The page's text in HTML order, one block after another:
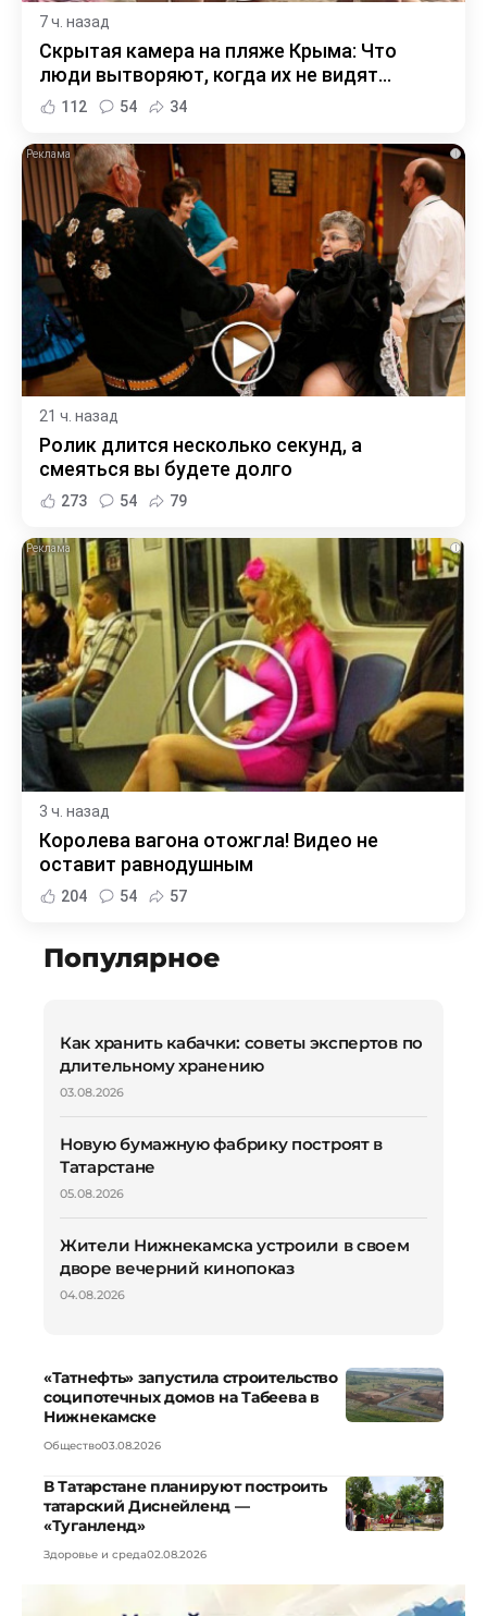
7 ч. назад
Скрытая камера на пляже Крыма: Что
люди вытворяют, когда их не видят...
112 54 34
i
21 ч. назад
Ролик длится несколько секунд, а
смеяться вы будете долго
273 54 79
i
3 ч. назад
Королева вагона отожгла! Видео не
оставит равнодушным
204 54 57
Популярное
Как хранить кабачки: советы экспертов по
длительному хранению
03.08.2026
Новую бумажную фабрику построят в
Татарстане
05.08.2026
Жители Нижнекамска устроили в своем
дворе вечерний кинопоказ
04.08.2026
«Татнефть» запустила строительство
соципотечных домов на Табеева в
Нижнекамске
Общество03.08.2026
В Татарстане планируют построить
татарский Диснейленд —
«Туганленд»
Здоровье и среда02.08.2026